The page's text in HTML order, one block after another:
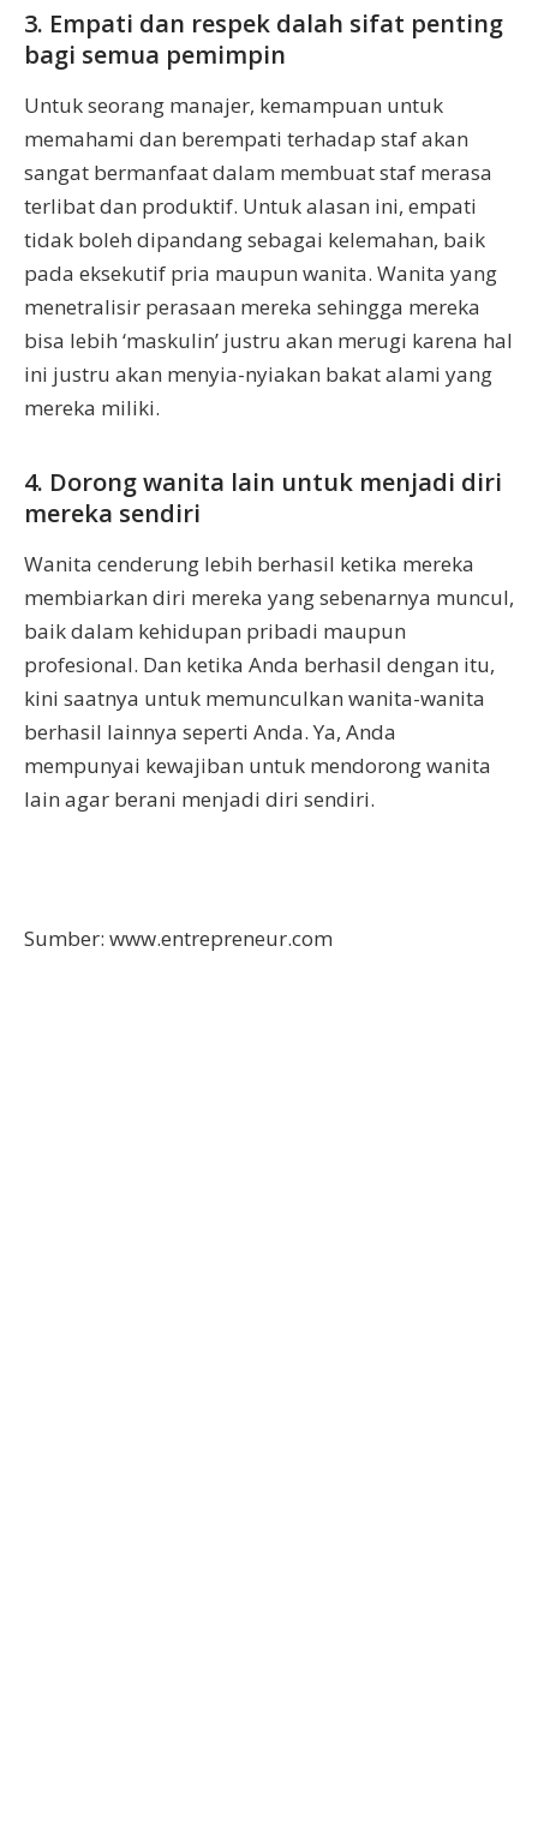
3. Empati dan respek dalah sifat penting
bagi semua pemimpin
Untuk seorang manajer, kemampuan untuk
memahami dan berempati terhadap staf akan
sangat bermanfaat dalam membuat staf merasa
terlibat dan produktif. Untuk alasan ini, empati
tidak boleh dipandang sebagai kelemahan, baik
pada eksekutif pria maupun wanita. Wanita yang
menetralisir perasaan mereka sehingga mereka
bisa lebih ‘maskulin’ justru akan merugi karena hal
ini justru akan menyia-nyiakan bakat alami yang
mereka miliki.
4. Dorong wanita lain untuk menjadi diri
mereka sendiri
Wanita cenderung lebih berhasil ketika mereka
membiarkan diri mereka yang sebenarnya muncul,
baik dalam kehidupan pribadi maupun
profesional. Dan ketika Anda berhasil dengan itu,
kini saatnya untuk memunculkan wanita-wanita
berhasil lainnya seperti Anda. Ya, Anda
mempunyai kewajiban untuk mendorong wanita
lain agar berani menjadi diri sendiri.
Sumber: www.entrepreneur.com